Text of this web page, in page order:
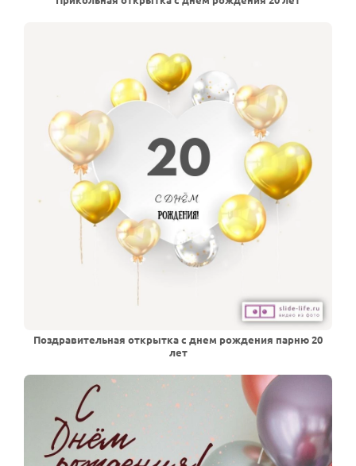
Поздравительная открытка с днем рождения парню 20
лет